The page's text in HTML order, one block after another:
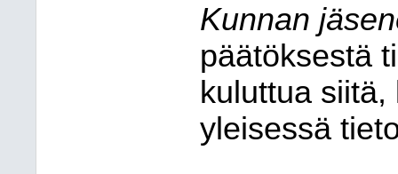
Kunnan
päätöksestä
kuluttua
yleisessä